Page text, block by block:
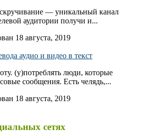
— уникальный канал
аудитории получи и...
18 августа, 2019
аудио и видео в текст
(у)потреблять люди, которые
сообщения. Есть челядь,...
18 августа, 2019
сетях